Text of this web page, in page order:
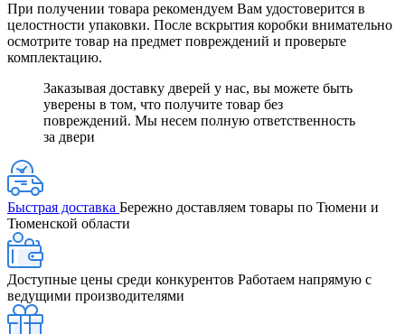
При получении товара рекомендуем Вам удостоверится в
целостности упаковки. После вскрытия коробки внимательно
осмотрите товар на предмет повреждений и проверьте
комплектацию.
Заказывая доставку дверей у нас, вы можете быть
уверены в том, что получите товар без
повреждений. Мы несем полную ответственность
за двери
Быстрая доставка Бережно доставляем товары по Тюмени и
Тюменской области
Доступные цены среди конкурентов Работаем напрямую с
ведущими производителями